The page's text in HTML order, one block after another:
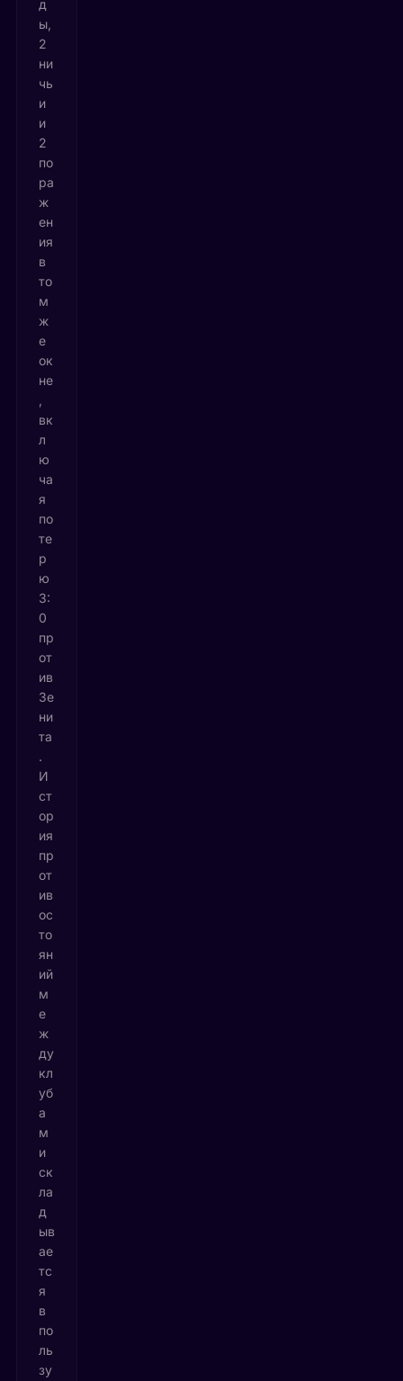
д
ы,
2
ни
чь
и
и
2
по
ра
ж
ен
ия
в
то
м
ж
е
ок
не
вк
л
ю
ча
я
по
те
р
ю
3:
0
пр
от
ив
Зе
ни
та
.
И
ст
ор
ия
пр
от
ив
ос
то
ян
ий
м
е
ж
ду
кл
уб
а
м
и
ск
ла
д
ыв
ае
тс
я
в
по
ль
зу